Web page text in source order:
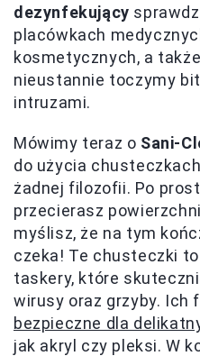
dezynfekujący
placówkach
kosmetycznych, a
nieustannie toczymy
intruzami.
Mówimy teraz o Sani-
do użycia
żadnej filozofii. Po
przecierasz
myślisz, że na tym
czeka! Te chusteczki
taskery, które
wirusy oraz grzyby. Ich
bezpieczne dla
jak akryl czy pleksi. W